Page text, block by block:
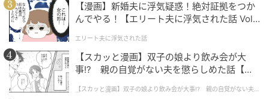
【漫画】新婚夫に浮気疑惑！絶対証拠をつか
んでやる！【エリート夫に浮気された話 Vol.
エリート夫に浮気された話
【スカッと漫画】双子の娘より飲み会が大
事!? 親の自覚がない夫を懲らしめた話【第1
【スカッと漫画】双子の娘より飲み会が大事!? 親の自覚がない夫を
懲らしめた話